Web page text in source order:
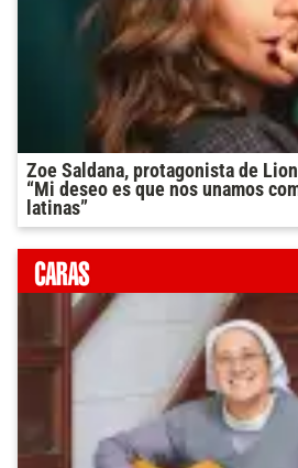
Zoe Saldana, protagonista de
“Mi deseo es que nos unamos
latinas”